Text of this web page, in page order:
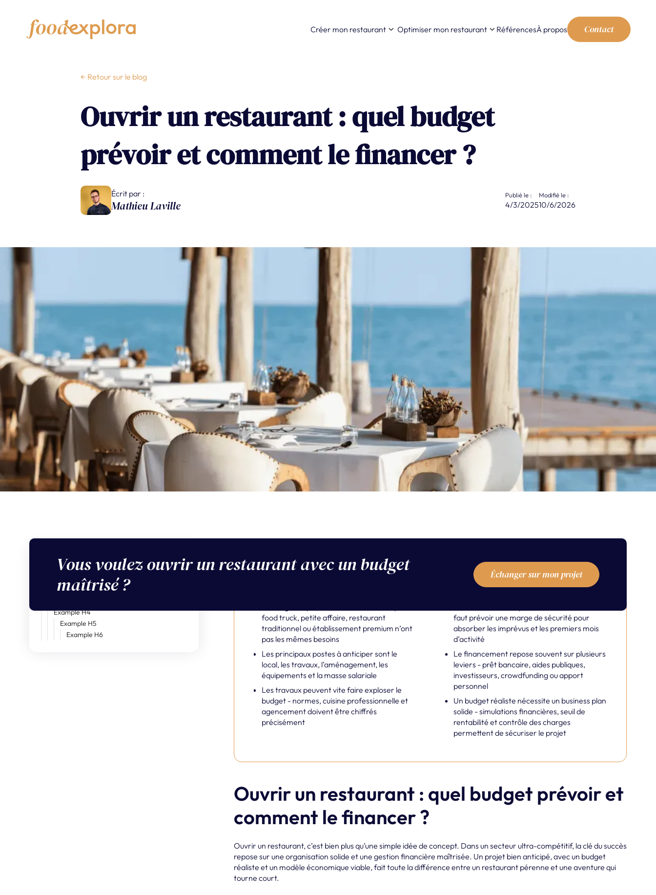
Créer mon restaurant Optimiser mon restaurant RéférencesÀ propos Contact
← Retour sur le blog
Ouvrir un restaurant : quel budget
prévoir et comment le financer ?
Écrit par :
Mathieu Laville
Publié le :
4/3/2025
Modifié le :
10/6/2026
Vous voulez ouvrir un restaurant avec un budget
maîtrisé ?
Échanger sur mon projet
Sommaire
Example H2
Example H4
Example H5
Example H6
En bref
food truck, petite affaire, restaurant
traditionnel ou établissement premium n’ont
pas les mêmes besoins
Les principaux postes à anticiper sont le
local, les travaux, l’aménagement, les
équipements et la masse salariale
Les travaux peuvent vite faire exploser le
budget - normes, cuisine professionnelle et
agencement doivent être chiffrés
précisément
faut prévoir une marge de sécurité pour
absorber les imprévus et les premiers mois
d’activité
Le financement repose souvent sur plusieurs
leviers - prêt bancaire, aides publiques,
investisseurs, crowdfunding ou apport
personnel
Un budget réaliste nécessite un business plan
solide - simulations financières, seuil de
rentabilité et contrôle des charges
permettent de sécuriser le projet
Ouvrir un restaurant : quel budget prévoir et
comment le financer ?
Ouvrir un restaurant, c’est bien plus qu’une simple idée de concept. Dans un secteur ultra-compétitif, la clé du succès
repose sur une organisation solide et une gestion financière maîtrisée. Un projet bien anticipé, avec un budget
réaliste et un modèle économique viable, fait toute la différence entre un restaurant pérenne et une aventure qui
tourne court.